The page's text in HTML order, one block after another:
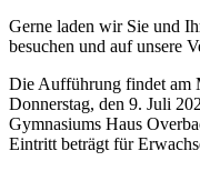
Gerne laden wir Sie und
besuchen und auf unsere
Die Aufführung findet am
Donnerstag, den 9. Juli
Gymnasiums Haus
Eintritt beträgt für